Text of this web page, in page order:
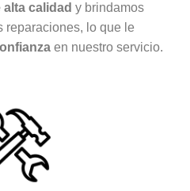
calidad y brindamos
reparaciones, lo que le
en nuestro servicio.